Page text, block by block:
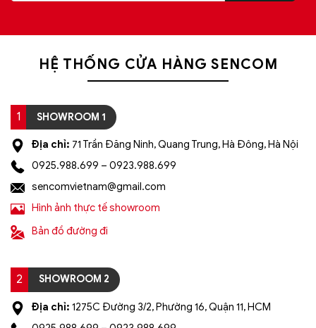
HỆ THỐNG CỬA HÀNG SENCOM
1 SHOWROOM 1
Địa chỉ: 71 Trần Đăng Ninh, Quang Trung, Hà Đông, Hà Nội
0925.988.699 – 0923.988.699
sencomvietnam@gmail.com
Hình ảnh thực tế showroom
Bản đồ đường đi
2 SHOWROOM 2
Địa chỉ: 1275C Đường 3/2, Phường 16, Quận 11, HCM